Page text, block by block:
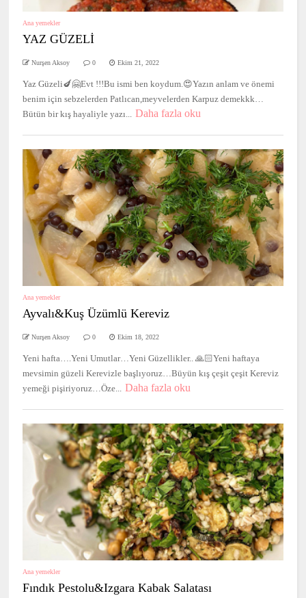
Ana yemekler
YAZ GÜZELİ
Nurşen Aksoy 0 Ekim 21, 2022
Yaz Güzeli🍆🤗Evt !!!Bu ismi ben koydum.😍Yazın anlam ve önemi
benim için sebzelerden Patlıcan,meyvelerden Karpuz demekkk…
Bütün bir kış hayaliyle yazı... Daha fazla oku
Ana yemekler
Ayvalı&Kuş Üzümlü Kereviz
Nurşen Aksoy 0 Ekim 18, 2022
Yeni hafta….Yeni Umutlar…Yeni Güzellikler.. 🙏🏻Yeni haftaya
mevsimin güzeli Kerevizle başlıyoruz…Büyün kış çeşit çeşit Kereviz
yemeği pişiriyoruz…Öze... Daha fazla oku
Ana yemekler
Fındık Pestolu&Izgara Kabak Salatası